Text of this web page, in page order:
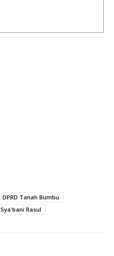
DPRD Tanah Bumbu
Sya'bani Rasul